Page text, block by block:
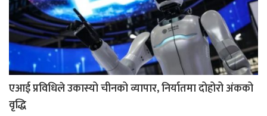
एआई प्रविधिले उकास्यो चीनको व्यापार, निर्यातमा दोहोरो अंकको
वृद्धि